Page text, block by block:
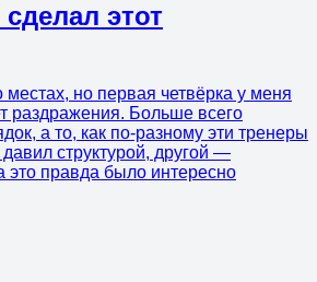
этот
но первая четвёрка у меня
раздражения. Больше всего
а то, как по-разному эти тренеры
структурой, другой —
это правда было интересно